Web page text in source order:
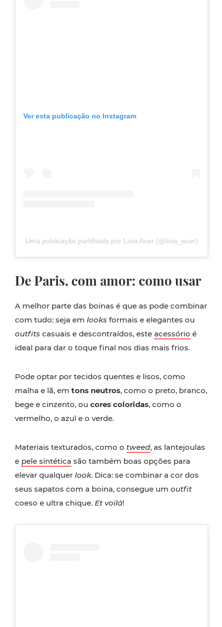
Ver esta publicação no Instagram
Uma publicação partilhada por Livia Auer (@livia_auer)
De Paris, com amor: como usar
A melhor parte das boinas é que as pode combinar
com tudo: seja em looks formais e elegantes ou
outfits casuais e descontraídos, este acessório é
ideal para dar o toque final nos dias mais frios.
Pode optar por tecidos quentes e lisos, como
malha e lã, em tons neutros, como o preto, branco,
bege e cinzento, ou cores coloridas, como o
vermelho, o azul e o verde.
Materiais texturados, como o tweed, as lantejoulas
e pele sintética são também boas opções para
elevar qualquer look. Dica: se combinar a cor dos
seus sapatos com a boina, consegue um outfit
coeso e ultra chique. Et voilá!